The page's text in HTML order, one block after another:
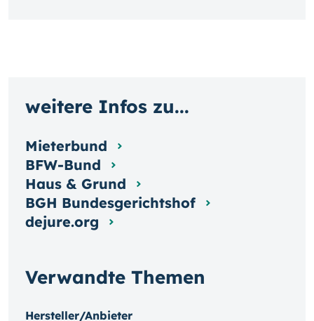
Verwandte Themen
Hersteller/Anbieter
weitere Infos zu...
Mieterbund
BFW-Bund
Haus & Grund
BGH Bundesgerichtshof
dejure.org